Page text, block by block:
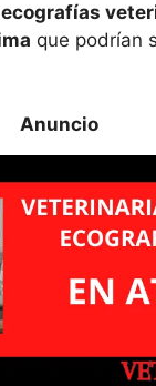
que podrían